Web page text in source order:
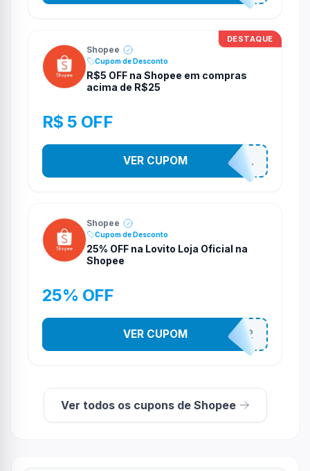
DESTAQUE
Shopee
Cupom de Desconto
R$5 OFF na Shopee em compras
acima de R$25
R$ 5 OFF
PR0M0710N4L
VER CUPOM
Shopee
Cupom de Desconto
25% OFF na Lovito Loja Oficial na
Shopee
25% OFF
141525852
VER CUPOM
Ver todos os cupons de Shopee